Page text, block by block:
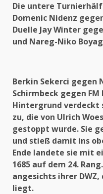
Die untere
Domenic Nidenz
Duelle Jay Winter
und Nareg-Niko
Berkin Sekerci gegen
Schirmbeck gegen FM
Hintergrund verdeckt
zu, die von Ulrich
gestoppt wurde. Sie
und stieß damit ins
Ende landete sie mit
1685 auf dem 24.
angesichts ihrer DWZ,
liegt.